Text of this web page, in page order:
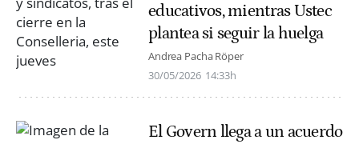
educativos, mientras Ustec
plantea si seguir la huelga
Andrea Pacha Röper
30/05/2026 14:33h
El Govern llega a un acuerdo